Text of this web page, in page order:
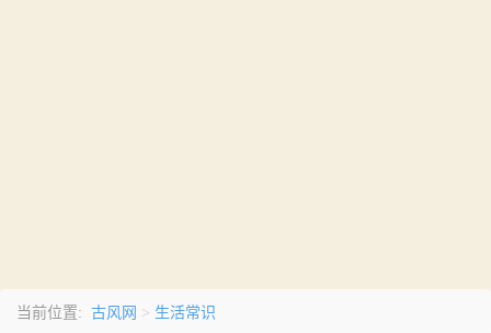
当前位置: 古风网 > 生活常识